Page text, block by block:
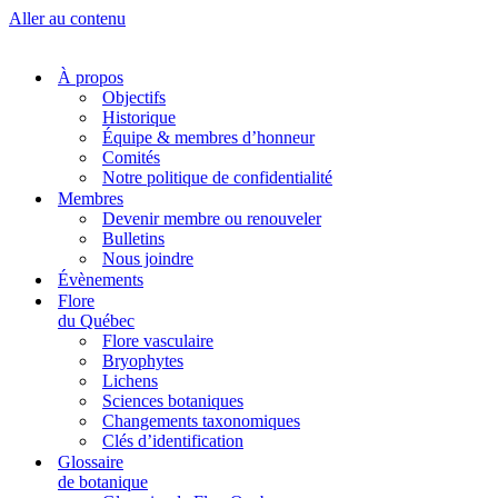
Aller au contenu
À propos
Objectifs
Historique
Équipe & membres d’honneur
Comités
Notre politique de confidentialité
Membres
Devenir membre ou renouveler
Bulletins
Nous joindre
Évènements
Flore
du Québec
Flore vasculaire
Bryophytes
Lichens
Sciences botaniques
Changements taxonomiques
Clés d’identification
Glossaire
de botanique